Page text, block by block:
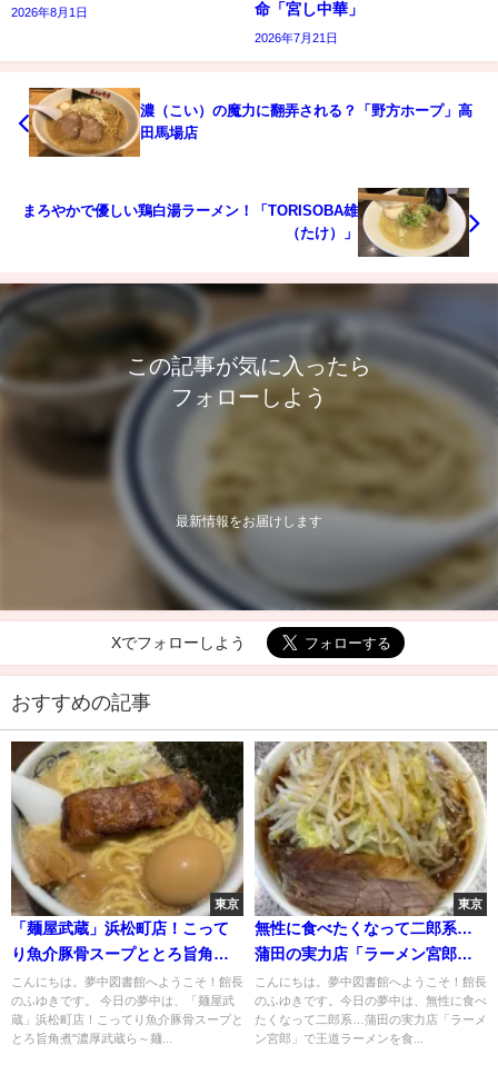
2026年8月1日
命「宮し中華」
2026年7月21日
濃（こい）の魔力に翻弄される？「野方ホープ」高
田馬場店
まろやかで優しい鶏白湯ラーメン！「TORISOBA雄
（たけ）」
この記事が気に入ったら
フォローしよう
最新情報をお届けします
Xでフォローしよう
おすすめの記事
東京
「麺屋武蔵」浜松町店！こって
り魚介豚骨スープととろ旨角
煮"濃厚武蔵ら～麺"
こんにちは。夢中図書館へようこそ！館長
のふゆきです。 今日の夢中は、「麺屋武
蔵」浜松町店！こってり魚介豚骨スープと
とろ旨角煮"濃厚武蔵ら～麺...
東京
無性に食べたくなって二郎系…
蒲田の実力店「ラーメン宮郎」
で王道ラーメンを食す
こんにちは。夢中図書館へようこそ！館長
のふゆきです。今日の夢中は、無性に食べ
たくなって二郎系…蒲田の実力店「ラーメ
ン宮郎」で王道ラーメンを食...